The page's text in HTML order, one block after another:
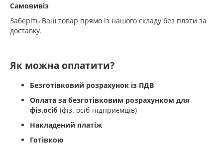
Самовивіз
Заберіть Ваш товар прямо із нашого складу без плати за
доставку.
Як можна оплатити?
Безготівковий розрахунок із ПДВ
Оплата за безготівковим розрахунком для
фіз.осіб (фіз. осіб-підприємців)
Накладений платіж
Готівкою